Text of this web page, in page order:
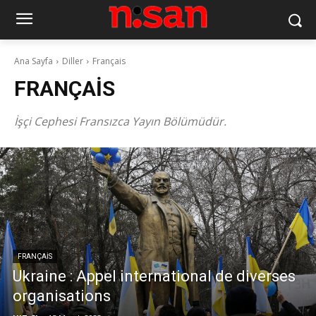
Ana Sayfa Diller Français
FRANÇAIS
İşçi Cephesi Fransızca Yayın Bölümüdür.
FRANÇAIS
Ukraine : Appel international de diverses
organisations